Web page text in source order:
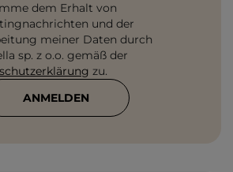
dem Erhalt von
und der
meiner Daten durch
sp. z o.o. gemäß der
zu.
ANMELDEN